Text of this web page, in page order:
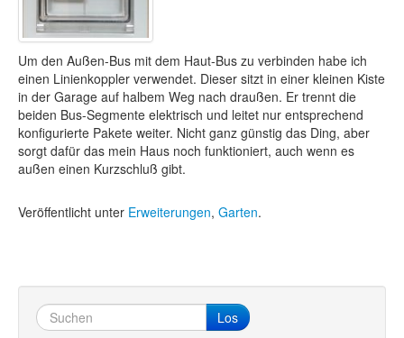
Um den Außen-Bus mit dem Haut-Bus zu verbinden habe ich
einen Linienkoppler verwendet. Dieser sitzt in einer kleinen Kiste
in der Garage auf halbem Weg nach draußen. Er trennt die
beiden Bus-Segmente elektrisch und leitet nur entsprechend
konfigurierte Pakete weiter. Nicht ganz günstig das Ding, aber
sorgt dafür das mein Haus noch funktioniert, auch wenn es
außen einen Kurzschluß gibt.
Veröffentlicht unter Erweiterungen, Garten.
Los